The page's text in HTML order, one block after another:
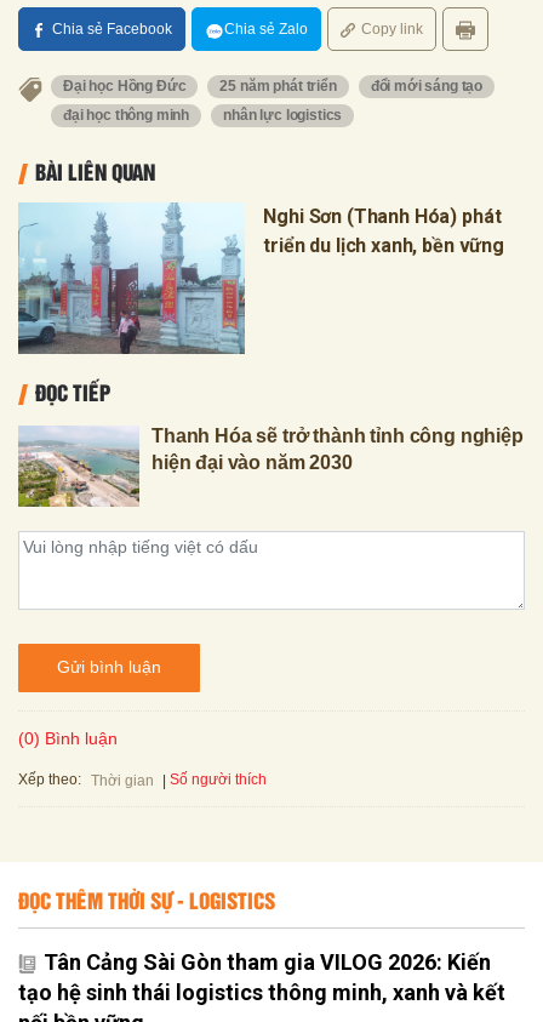
Chia sẻ Facebook Chia sẻ Zalo Copy link
Đại học Hồng Đức 25 năm phát triển
đổi mới sáng tạo
đại học thông minh
nhân lực logistics
BÀI LIÊN QUAN
Nghi Sơn (Thanh Hóa) phát
triển du lịch xanh, bền vững
ĐỌC TIẾP
Thanh Hóa sẽ trở thành tỉnh công nghiệp
hiện đại vào năm 2030
Gửi bình luận
(0) Bình luận
Xếp theo: Thời gian Số người thích
ĐỌC THÊM THỜI SỰ - LOGISTICS
Tân Cảng Sài Gòn tham gia VILOG 2026: Kiến
tạo hệ sinh thái logistics thông minh, xanh và kết